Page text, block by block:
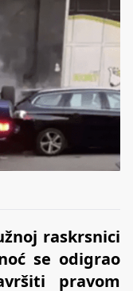
raskrsnici
se odigrao
pravom